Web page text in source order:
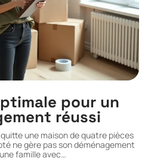
pour un
réussi
une maison de quatre pièces
ne gère pas son déménagement
famille avec…